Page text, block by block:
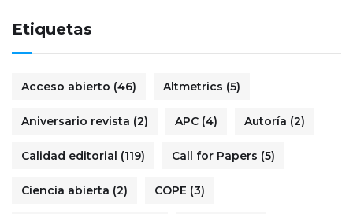
Etiquetas
Acceso abierto (46) Altmetrics (5)
Aniversario revista (2) APC (4) Autoría (2)
Calidad editorial (119) Call for Papers (5)
Ciencia abierta (2) COPE (3)